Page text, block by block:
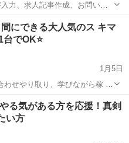
力、求人記事作成、お問い合
の方でも安心
に比例して報 酬 U P！が見込
SNS
にできる大人気のス キマ
台でOK⭐️
1月5日
き合いできる方で、業 務 連 絡...
時間帯
る気がある方を応援！真剣
い方